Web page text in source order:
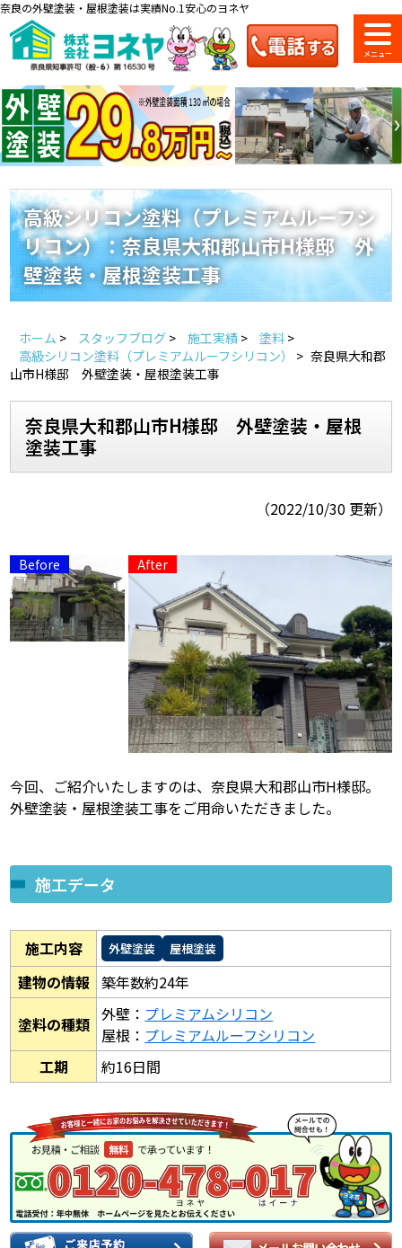
奈良の外壁塗装・屋根塗装は実績No.1安心のヨネヤ
料金一覧 会社案内 ショールーム
のご紹介
来店予約 お問い合わせ
お見積り お電話
ヨネヤの施工実績
Home お客様の声
スタッフ紹介
ヨネヤがお客様から選ばれる10の
理由
リフォームローン
工場倉庫改修 アパート・マンション修繕
見積もりシミュレーション
高級シリコン塗料（プレミアムルーフシ
リコン）：奈良県大和郡山市H様邸 外
壁塗装・屋根塗装工事
ホーム > スタッフブログ > 施工実績 > 塗料 >
高級シリコン塗料（プレミアムルーフシリコン）
> 奈良県大和郡
山市H様邸 外壁塗装・屋根塗装工事
奈良県大和郡山市H様邸 外壁塗装・屋根
塗装工事
（2022/10/30 更新）
今回、ご紹介いたしますのは、奈良県大和郡山市H様邸。
外壁塗装・屋根塗装工事をご用命いただきました。
施工データ
施工内容 外壁塗装 屋根塗装
建物の情報 築年数約24年
塗料の種類 外壁： プレミアムシリコン
屋根： プレミアムルーフシリコン
工期
約16日間